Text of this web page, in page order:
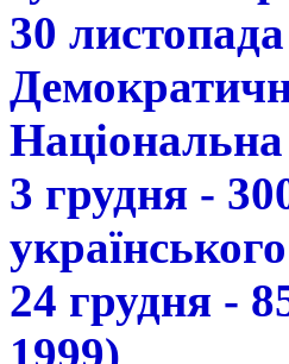
30
3 грудня -
24 грудня -